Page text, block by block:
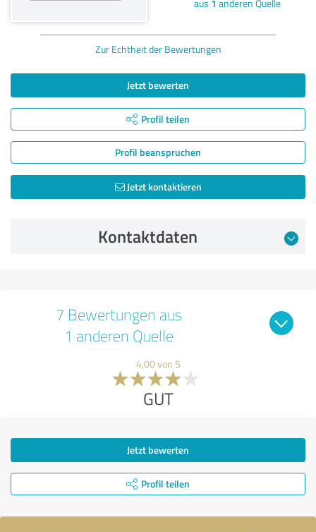
aus 1 anderen Quelle
Zur Echtheit der Bewertungen
Jetzt bewerten
Profil teilen
Profil beanspruchen
Jetzt kontaktieren
Kontaktdaten
7 Bewertungen aus
1 anderen Quelle
4,00 von 5
GUT
Jetzt bewerten
Profil teilen